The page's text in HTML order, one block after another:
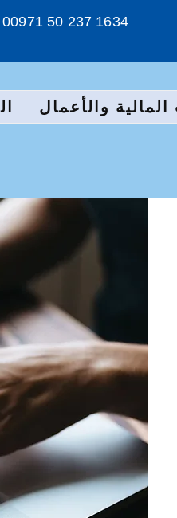
50 237 1634
والأعمال